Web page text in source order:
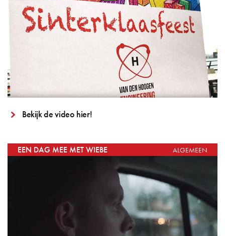
Bekijk de video hier!
EEN DAG MEE MET WIEBE ALGEMEEN